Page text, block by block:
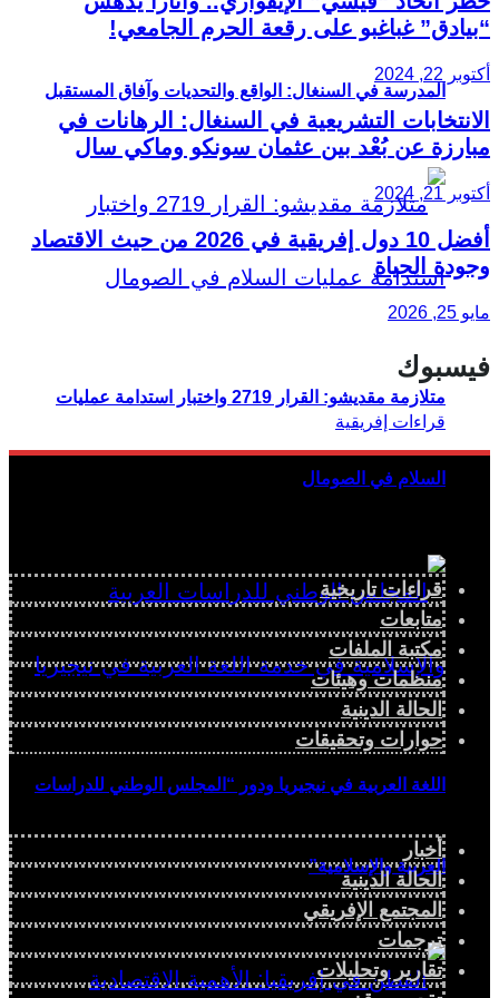
المدرسة في السنغال: الواقع والتحديات وآفاق المستقبل
متلازمة مقديشو: القرار 2719 واختبار استدامة عمليات
السلام في الصومال
اللغة العربية في نيجيريا ودور “المجلس الوطني للدراسات
العربية والإسلامية”
“بيادق” غباغبو على رقعة الحرم الجامعي!
أكتوبر 22, 2024
الانتخابات التشريعية في السنغال: الرهانات في
مبارزة عن بُعْد بين عثمان سونكو وماكي سال
أكتوبر 21, 2024
أفضل 10 دول إفريقية في 2026 من حيث الاقتصاد
وجودة الحياة
مايو 25, 2026
فيسبوك
قراءات تاريخية
متابعات
مكتبة الملفات
منظمات وهيئات
الحالة الدينية
حوارات وتحقيقات
أخبار
الحالة الدينية
المجتمع الإفريقي
ترجمات
تقارير وتحليلات